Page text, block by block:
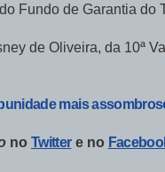
Fundo de Garantia do
de Oliveira, da 10ª
mais
no Twittere no